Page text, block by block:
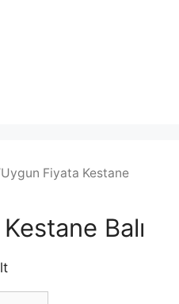
Fiyata Kestane
Balı